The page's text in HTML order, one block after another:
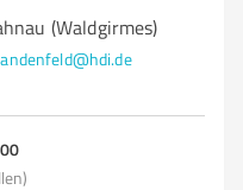
(Waldgirmes)